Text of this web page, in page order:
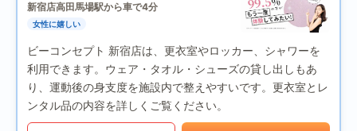
新宿店高田馬場駅から車で4分
女性に嬉しい
ビーコンセプト 新宿店は、更衣室やロッカー、シャワーを
利用できます。ウェア・タオル・シューズの貸し出しもあ
り、運動後の身支度を施設内で整えやすいです。更衣室とレ
ンタル品の内容を詳しくご覧ください。